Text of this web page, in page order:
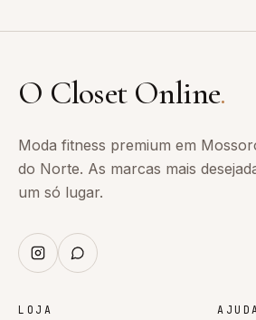
O Closet Online.
Moda fitness premium em
do Norte. As marcas mais
um só lugar.
LOJA